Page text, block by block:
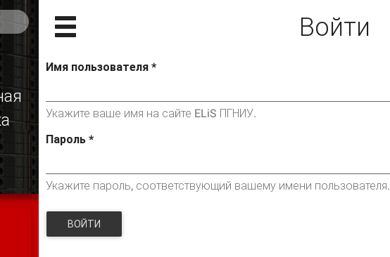
Войти
Имя пользователя *
Укажите ваше имя на сайте ELiS ПГНИУ.
Пароль *
Укажите пароль, соответствующий вашему имени пользователя.
ВОЙТИ